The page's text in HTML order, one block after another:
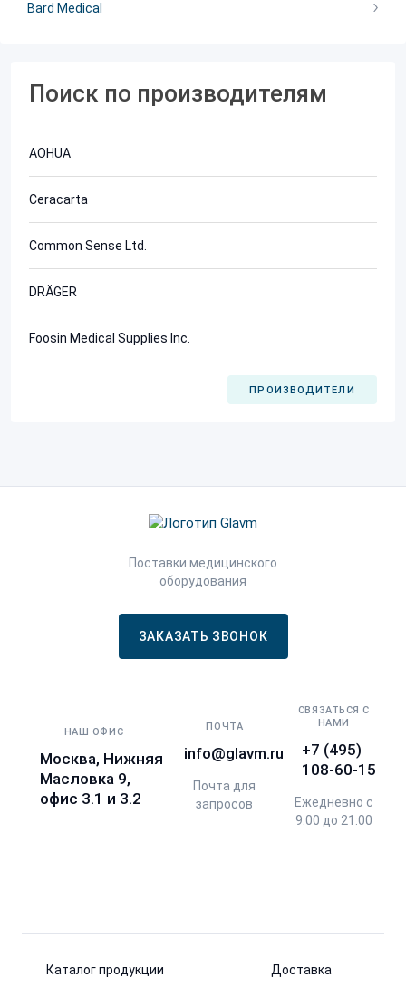
Bard Medical
Поиск по производителям
AOHUA
Ceracarta
Common Sense Ltd.
DRÄGER
Foosin Medical Supplies Inc.
ПРОИЗВОДИТЕЛИ
Поставки медицинского
оборудования
ЗАКАЗАТЬ ЗВОНОК
НАШ ОФИС
Москва, Нижняя
Масловка 9,
офис 3.1 и 3.2
ПОЧТА
info@glavm.ru
Почта для
запросов
СВЯЗАТЬСЯ С
НАМИ
+7 (495)
108-60-15
Ежедневно с
9:00 до 21:00
Каталог продукции Доставка